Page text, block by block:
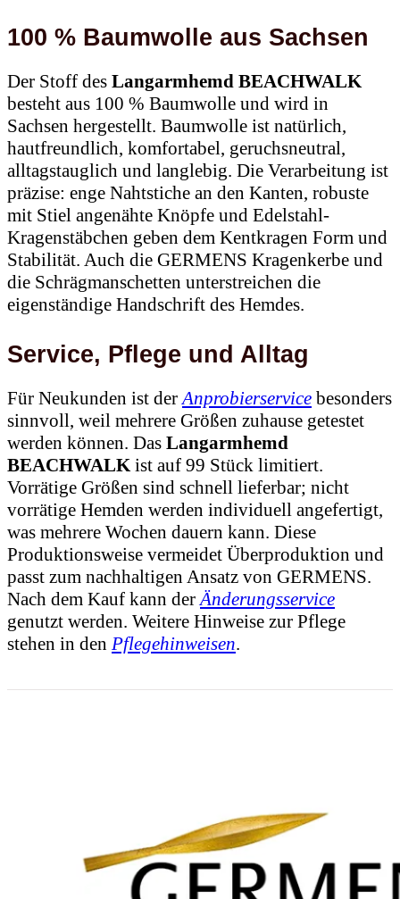
100 % Baumwolle aus Sachsen
Der Stoff des Langarmhemd BEACHWALK
besteht aus 100 % Baumwolle und wird in
Sachsen hergestellt. Baumwolle ist natürlich,
hautfreundlich, komfortabel, geruchsneutral,
alltagstauglich und langlebig. Die Verarbeitung ist
präzise: enge Nahtstiche an den Kanten, robuste
mit Stiel angenähte Knöpfe und Edelstahl-
Kragenstäbchen geben dem Kentkragen Form und
Stabilität. Auch die GERMENS Kragenkerbe und
die Schrägmanschetten unterstreichen die
eigenständige Handschrift des Hemdes.
Service, Pflege und Alltag
Für Neukunden ist derAnprobierservice besonders
sinnvoll, weil mehrere Größen zuhause getestet
werden können. Das Langarmhemd
BEACHWALKist auf 99 Stück limitiert.
Vorrätige Größen sind schnell lieferbar; nicht
vorrätige Hemden werden individuell angefertigt,
was mehrere Wochen dauern kann. Diese
Produktionsweise vermeidet Überproduktion und
passt zum nachhaltigen Ansatz von GERMENS.
Nach dem Kauf kann derÄnderungsservice
genutzt werden. Weitere Hinweise zur Pflege
stehen in den Pflegehinweisen.